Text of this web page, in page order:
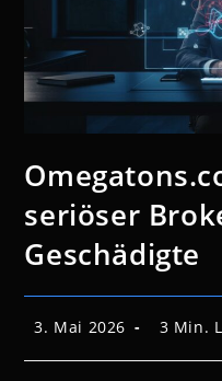
seriöser
Geschädigte
Beitrag
3. Mai 2026 3 Min.